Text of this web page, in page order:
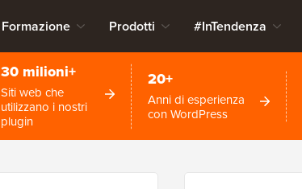
Formazione Prodotti #InTendenza
30 milioni+
Siti web che
utilizzano i nostri
plugin
20+
Anni di esperienza
con WordPress